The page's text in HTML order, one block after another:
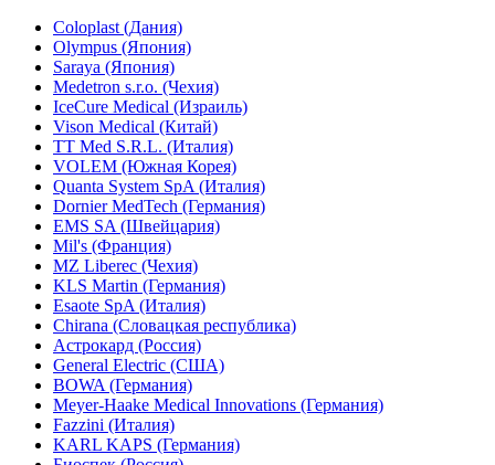
Coloplast (Дания)
Olympus (Япония)
Saraya (Япония)
Medetron s.r.o. (Чехия)
IceCure Medical (Израиль)
Vison Medical (Китай)
TT Med S.R.L. (Италия)
VOLEM (Южная Корея)
Quanta System SpA (Италия)
Dornier MedTech (Германия)
EMS SA (Швейцария)
Mil's (Франция)
MZ Liberec (Чехия)
KLS Martin (Германия)
Esaote SpA (Италия)
Chirana (Словацкая республика)
Астрокард (Россия)
General Electric (США)
BOWA (Германия)
Meyer-Haake Medical Innovations (Германия)
Fazzini (Италия)
KARL KAPS (Германия)